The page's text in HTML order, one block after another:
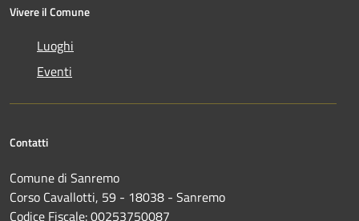
Vivere il Comune
Luoghi
Eventi
Contatti
Comune di Sanremo
Corso Cavallotti, 59 - 18038 - Sanremo
Codice Fiscale: 00253750087